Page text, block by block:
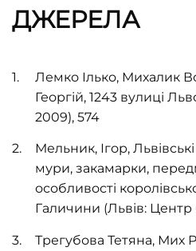
ДЖЕРЕЛА
Лемко Ілько, Михалик
Георгій, 1243 вулиці
2009), 574
Мельник, Ігор,
мури, закамарки,
особливості
Галичини (Львів:
Трегубова Тетяна, Мих